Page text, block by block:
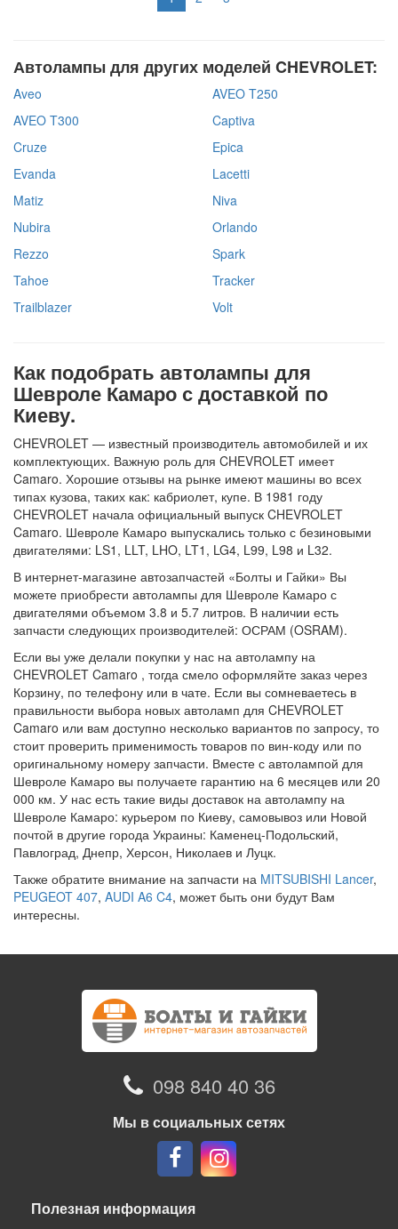
Автолампы для других моделей CHEVROLET:
Aveo
AVEO T250
AVEO T300
Captiva
Cruze
Epica
Evanda
Lacetti
Matiz
Niva
Nubira
Orlando
Rezzo
Spark
Tahoe
Tracker
Trailblazer
Volt
Как подобрать автолампы для
Шевроле Камаро с доставкой по
Киеву.
CHEVROLET — известный производитель автомобилей и их
комплектующих. Важную роль для CHEVROLET имеет
Camaro. Хорошие отзывы на рынке имеют машины во всех
типах кузова, таких как: кабриолет, купе. В 1981 году
CHEVROLET начала официальный выпуск CHEVROLET
Camaro. Шевроле Камаро выпускались только с безиновыми
двигателями: LS1, LLT, LHO, LT1, LG4, L99, L98 и L32.
В интернет-магазине автозапчастей «Болты и Гайки» Вы
можете приобрести автолампы для Шевроле Камаро с
двигателями объемом 3.8 и 5.7 литров. В наличии есть
запчасти следующих производителей: ОСРАМ (OSRAM).
Если вы уже делали покупки у нас на автолампу на
CHEVROLET Camaro , тогда смело оформляйте заказ через
Корзину, по телефону или в чате. Если вы сомневаетесь в
правильности выбора новых автоламп для CHEVROLET
Camaro или вам доступно несколько вариантов по запросу, то
стоит проверить применимость товаров по вин-коду или по
оригинальному номеру запчасти. Вместе с автолампой для
Шевроле Камаро вы получаете гарантию на 6 месяцев или 20
000 км. У нас есть такие виды доставок на автолампу на
Шевроле Камаро: курьером по Киеву, самовывоз или Новой
почтой в другие города Украины: Каменец-Подольский,
Павлоград, Днепр, Херсон, Николаев и Луцк.
Также обратите внимание на запчасти на MITSUBISHI Lancer,
PEUGEOT 407, AUDI A6 C4, может быть они будут Вам
интересны.
098 840 40 36
Мы в социальных сетях
Полезная информация